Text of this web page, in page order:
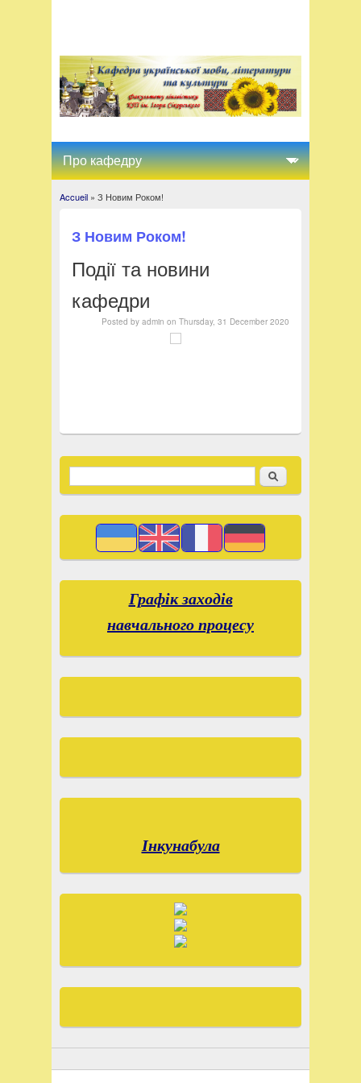
You are here
Accueil» З Новим Роком!
З Новим Роком!
Події та новини
кафедри
Posted byadmin onThursday, 31 December 2020
Search form Recherche
Графік заходів
навчального процесу
Інкунабула